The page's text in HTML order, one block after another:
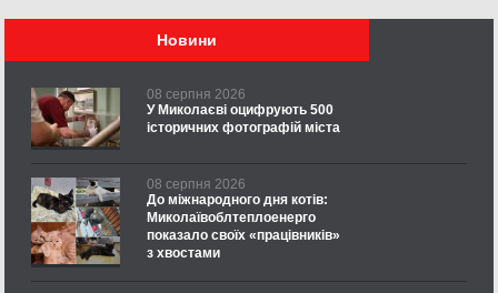
Новини
08 серпня 2026
У Миколаєві оцифрують 500
історичних фотографій міста
08 серпня 2026
До міжнародного дня котів:
Миколаївоблтеплоенерго
показало своїх «працівників»
з хвостами